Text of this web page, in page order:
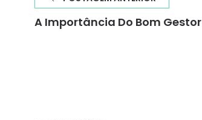
A Importância Do Bom Gestor